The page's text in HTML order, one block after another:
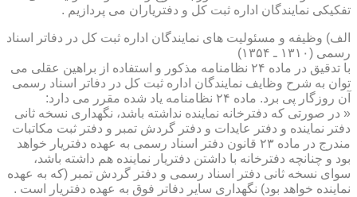
تفكیكی نمایندگان اداره ثبت كل و دفتریاران می پردازیم .
الف) وظیفه و مسئولیت های نمایندگان اداره ثبت كل در دفاتر اسناد
رسمی (۱۳۱۰ ـ ۱۳۵۴)
با تدقیق در ماده ۲۴ نظامنامه مذكور و استفاده از براهین عقلی می
توان به شرح وظایف نمایندگان اداره ثبت كل در دفاتر اسناد رسمی
آن روزگار پی برد. ماده ۲۴ نظامنامه یاد شده مقرر می دارد:
« در صورتی كه دفترخانه نماینده نداشته باشد، نگهداری نسخه ثانی
دفتر نماینده و دفتر عایدات و دفتر گردش تمبر و دفتر ثبت مكاتبات
مندرج در ماده ۲۳ قانون دفتر اسناد رسمی به عهده دفتریار خواهد
بود و چنانچه دفترخانه با داشتن دفتریار نماینده هم داشته باشد،
سوای نسخه ثانی دفتر اسناد رسمی و دفتر گردش تمبر (كه به عهده
نماینده خواهد بود) نگهداری سایر دفاتر فوق به عهده دفتریار است .